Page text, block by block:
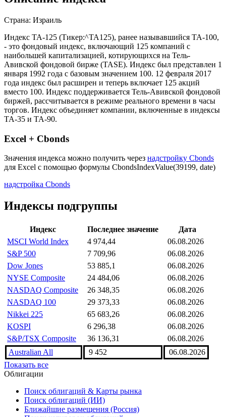
Описание индекса
Страна: Израиль
Индекс TA-125 (Тикер:^TA125), ранее называвшийся TA-100,
- это фондовый индекс, включающий 125 компаний с
наибольшей капитализацией, котирующихся на Тель-
Авивской фондовой бирже (TASE). Индекс был представлен 1
января 1992 года с базовым значением 100. 12 февраля 2017
года индекс был расширен и теперь включает 125 акций
биржей, рассчитывается в режиме реального времени в часы
торгов. Индекс объединяет компании, включенные в индексы
TA-35 и TA-90.
Excel + Cbonds
для Excel с помощью формулы
Индексы подгруппы
Индекс Последнее значение
Дата
MSCI World Index
4 974,44
06.08.2026
S&P 500
7 709,96
06.08.2026
Dow Jones
53 885,1
06.08.2026
NYSE Composite
24 484,06
06.08.2026
NASDAQ Composite
26 348,35
06.08.2026
NASDAQ 100
29 373,33
06.08.2026
Nikkei 225
65 683,26
06.08.2026
KOSPI
6 296,38
06.08.2026
S&P/TSX Composite
Australian All
9 452
Показать все
Облигации